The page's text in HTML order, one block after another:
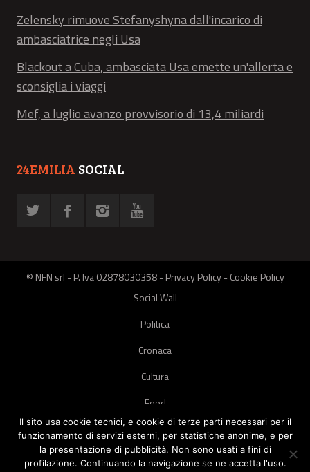
Zelensky rimuove Stefanyshyna dall'incarico di
ambasciatrice negli Usa
Blackout a Cuba, ambasciata Usa emette un'allerta e
sconsiglia i viaggi
Mef, a luglio avanzo provvisorio di 13,4 miliardi
24EMILIA SOCIAL
© NFN srl - P. Iva 02878030358 -Privacy Policy-Cookie Policy
Social Wall
Politica
Cronaca
Cultura
Food
Green
Pets
Il sito usa cookie tecnici, e cookie di terze parti necessari per il
funzionamento di servizi esterni, per statistiche anonime, e per
la presentazione di pubblicità. Non sono usati a fini di
profilazione. Continuando la navigazione se ne accetta l'uso.